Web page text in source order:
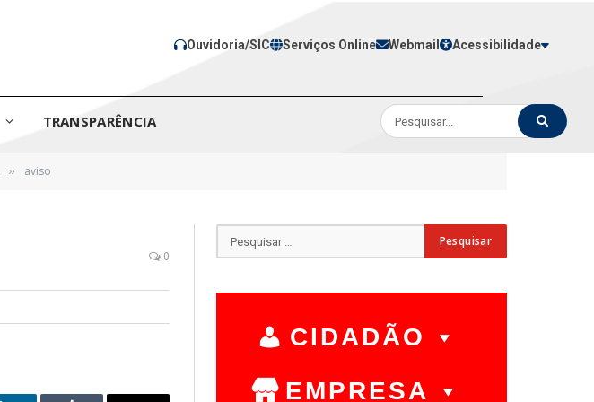
Ouvidoria/SIC Serviços Online Webmail Acessibilidade
TRANSPARÊNCIA
» aviso
0
CIDADÃO
EMPRESA